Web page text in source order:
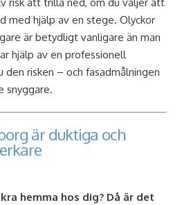
risk att trilla ned, om du väljer att
med hjälp av en stege. Olyckor
är betydligt vanligare än man
hjälp av en professionell
den risken – och fasadmålningen
snyggare.
är duktiga och
hemma hos dig? Då är det